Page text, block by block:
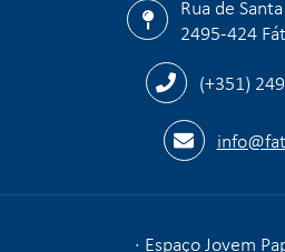
Rua de
2495-424
(+351)
Espaço Jovem